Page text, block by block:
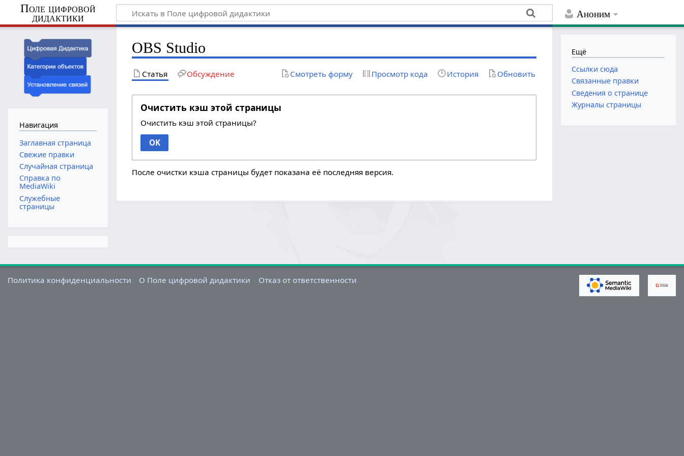
Аноним
Поле цифровой
дидактики
OBS Studio
Статья Обсуждение Смотреть форму Просмотр кода История Обновить
Очистить кэш этой страницы
Очистить кэш этой страницы?
OK
После очистки кэша страницы будет показана её последняя версия.
Навигация
Заглавная страница
Свежие правки
Случайная страница
Справка по
MediaWiki
Служебные
страницы
Ещё
Ссылки сюда
Связанные правки
Сведения о странице
Журналы страницы
Политика конфиденциальности О Поле цифровой дидактики Отказ от ответственности